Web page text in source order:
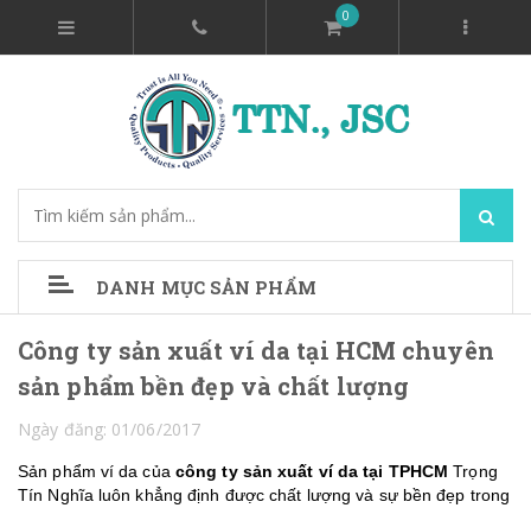
0
DANH MỤC SẢN PHẨM
Công ty sản xuất ví da tại HCM chuyên
sản phẩm bền đẹp và chất lượng
Ngày đăng: 01/06/2017
Sản phẩm ví da của công ty sản xuất ví da tại TPHCM Trọng
Tín Nghĩa luôn khẳng định được chất lượng và sự bền đẹp trong